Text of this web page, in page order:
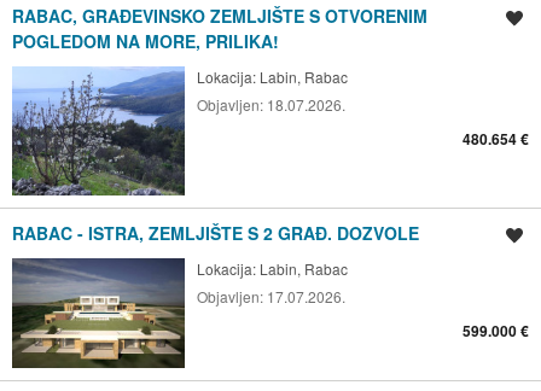
RABAC, GRAĐEVINSKO ZEMLJIŠTE S OTVORENIM
POGLEDOM NA MORE, PRILIKA!
Lokacija: Labin, Rabac
Objavljen: 18.07.2026.
480.654 €
RABAC - ISTRA, ZEMLJIŠTE S 2 GRAĐ. DOZVOLE
Lokacija: Labin, Rabac
Objavljen: 17.07.2026.
599.000 €